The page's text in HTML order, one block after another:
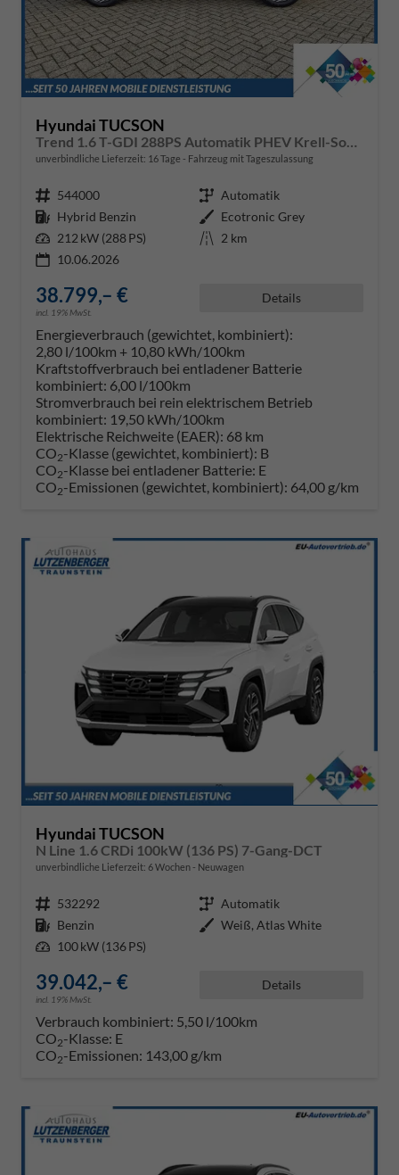
Hyundai TUCSON
unverbindliche Lieferzeit: 16 Tage Fahrzeug mit Tageszulassung
Fahrzeugnr. 544000 Getriebe Automatik
Kraftstoff Hybrid Benzin Außenfarbe Ecotronic Grey
Leistung 212 kW (288 PS) Kilometerstand 2 km
10.06.2026
38.799,– €
incl. 19% MwSt.
Details
Energieverbrauch (gewichtet, kombiniert):
2,80 l/100km + 10,80 kWh/100km
Kraftstoffverbrauch bei entladener Batterie
kombiniert: 6,00 l/100km
Stromverbrauch bei rein elektrischem Betrieb
kombiniert: 19,50 kWh/100km
Elektrische Reichweite (EAER): 68 km
CO2-Klasse (gewichtet, kombiniert): B
CO2-Klasse bei entladener Batterie: E
CO2-Emissionen (gewichtet, kombiniert): 64,00 g/km
Hyundai TUCSON
N Line 1.6 CRDi 100kW (136 PS) 7-Gang-DCT
unverbindliche Lieferzeit: 6 Wochen Neuwagen
Fahrzeugnr. 532292 Getriebe Automatik
Kraftstoff Benzin Außenfarbe Weiß, Atlas White
Leistung 100 kW (136 PS)
39.042,– €
incl. 19% MwSt.
Details
Verbrauch kombiniert: 5,50 l/100km
CO2-Klasse: E
CO2-Emissionen: 143,00 g/km